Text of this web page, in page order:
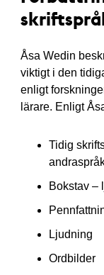
Åsa Wedin
viktigt i den
enligt
lärare. Enligt
Tidig
Bokstav –
Ljudning
Ordbilder